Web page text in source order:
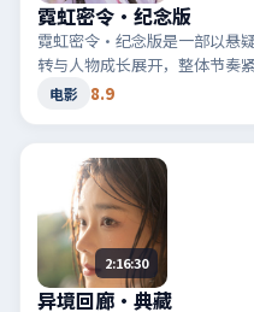
霓虹密令·纪念版
霓虹密令·纪念版是一部以悬
转与人物成长展开，整体节奏
电影 8.9
2:16:30
异境回廊·典藏